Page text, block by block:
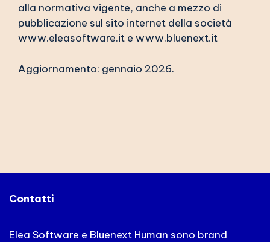
alla normativa vigente, anche a mezzo di
pubblicazione sul sito internet della società
www.eleasoftware.it e www.bluenext.it
Aggiornamento: gennaio 2026.
Contatti
Elea Software e Bluenext Human sono brand